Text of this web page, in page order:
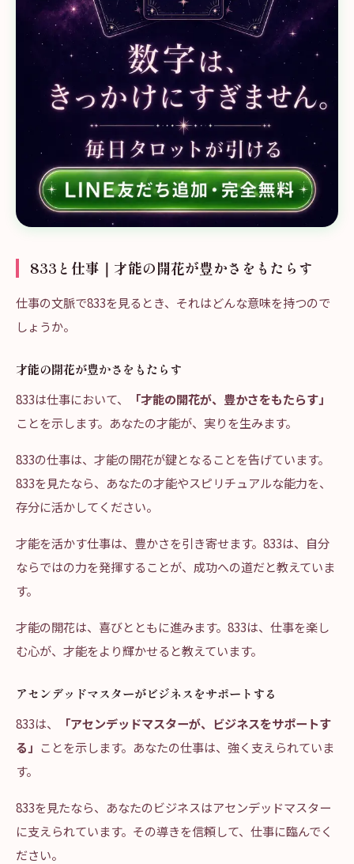
833と仕事｜才能の開花が豊かさをもたらす
仕事の文脈で833を見るとき、それはどんな意味を持つので
しょうか。
才能の開花が豊かさをもたらす
833は仕事において、
「才能の開花が、豊かさをもたらす」
ことを示します。あなたの才能が、実りを生みます。
833の仕事は、才能の開花が鍵となることを告げています。
833を見たなら、あなたの才能やスピリチュアルな能力を、
存分に活かしてください。
才能を活かす仕事は、豊かさを引き寄せます。833は、自分
ならではの力を発揮することが、成功への道だと教えていま
す。
才能の開花は、喜びとともに進みます。833は、仕事を楽し
む心が、才能をより輝かせると教えています。
アセンデッドマスターがビジネスをサポートする
833は、
「アセンデッドマスターが、ビジネスをサポートす
る」 ことを示します。あなたの仕事は、強く支えられていま
す。
833を見たなら、あなたのビジネスはアセンデッドマスター
に支えられています。その導きを信頼して、仕事に臨んでく
ださい。